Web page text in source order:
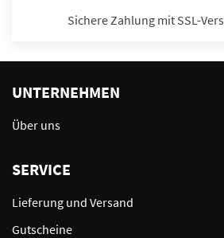
Sichere Zahlung mit SSL-
UNTERNEHMEN
Über uns
SERVICE
Lieferung und Versand
Gutscheine